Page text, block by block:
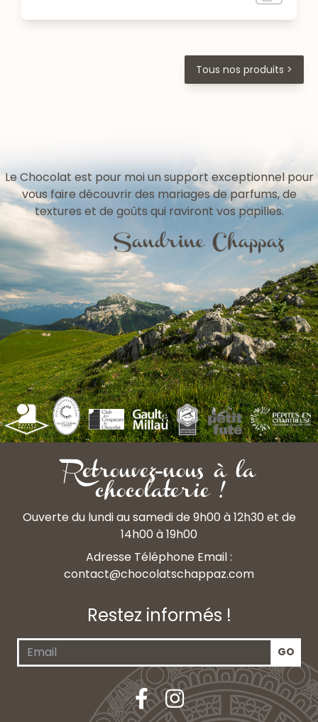
Tous nos produits >
Le Chocolat est pour moi un support exceptionnel pour
vous faire découvrir des mariages de parfums, de
textures et de goûts qui raviront vos papilles.
Retrouvez-nous à la
chocolaterie !
Ouverte du lundi au samedi de 9h00 à 12h30 et de
14h00 à 19h00
Adresse Téléphone Email :
contact@chocolatschappaz.com
Restez informés !